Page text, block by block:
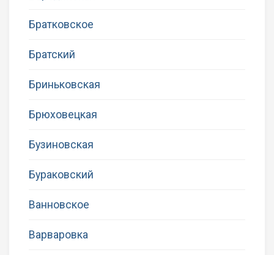
Братковское
Братский
Бриньковская
Брюховецкая
Бузиновская
Бураковский
Ванновское
Варваровка